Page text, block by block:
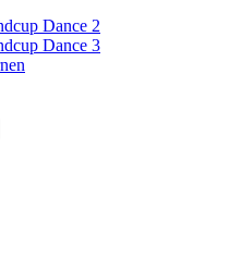
Dance 2
Dance 3